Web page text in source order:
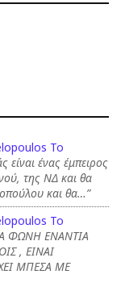
To
είναι ένας έμπειρος
της ΝΔ και θα
και θα…”
To
ΦΩΝΗ ΕΝΑΝΤΙΑ
, ΕΙΝΑΙ
ΜΠΕΣΑ ΜΕ